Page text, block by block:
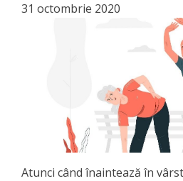
31 octombrie 2020
Atunci când înaintează în